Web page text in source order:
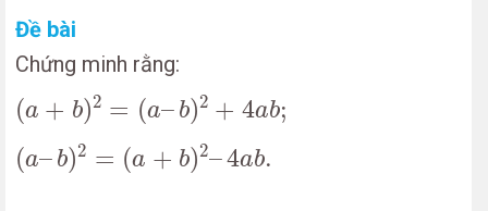
Đề bài
Chứng minh rằng:
(a + b)2 = (a– b)2 + 4ab;
( b )2= – 2+4 a ;
(a– b)2 = (a + b)2–4ab.
( b)2 a b 2–4 b